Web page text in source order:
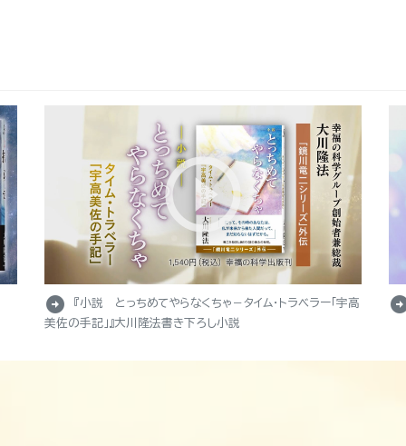
arrow_circle_right
『小説 とっちめてやらなくちゃ－タイム・トラベラー「宇高
美佐の手記」』大川隆法書き下ろし小説